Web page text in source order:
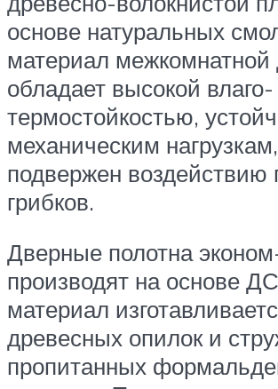
основе натуральных
материал межкомнатной
обладает высокой
термостойкостью,
механическим
подвержен воздействию
грибков.
Дверные полотна
производят на основе
материал
древесных опилок и
пропитанных